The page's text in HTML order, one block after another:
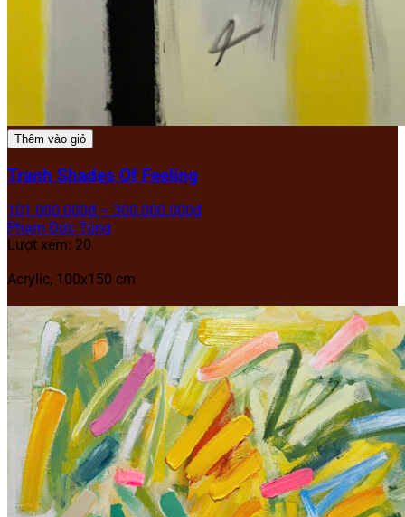
Thêm vào giỏ
Tranh Shades Of Feeling
101.000.000₫ – 300.000.000₫
Phạm Đức Tùng
Lượt xem: 20
Acrylic, 100x150 cm